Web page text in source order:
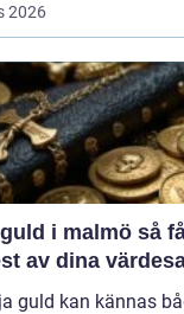
2026
i malmö så får du
av dina
guld kan kännas